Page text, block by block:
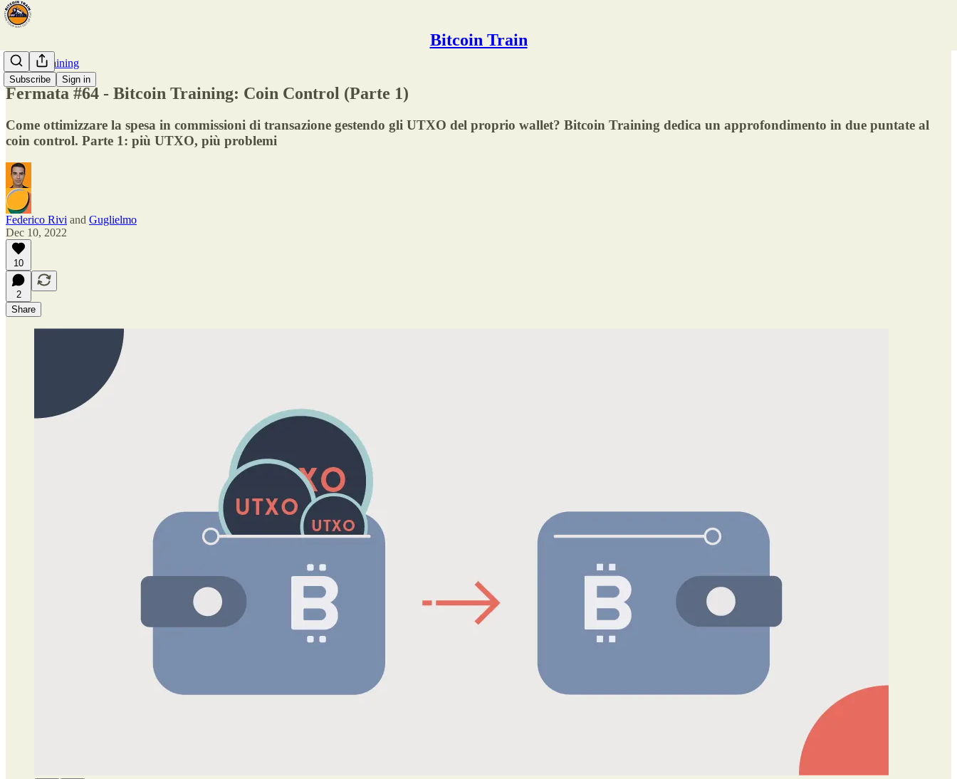
Bitcoin Train
Subscribe Sign in
Bitcoin Training
Fermata #64 - Bitcoin Training: Coin Control (Parte 1)
Come ottimizzare la spesa in commissioni di transazione gestendo gli UTXO del proprio wallet? Bitcoin Training dedica un approfondimento in due puntate al
coin control. Parte 1: più UTXO, più problemi
Federico Rivi and Guglielmo
Dec 10, 2022
10
2
Share